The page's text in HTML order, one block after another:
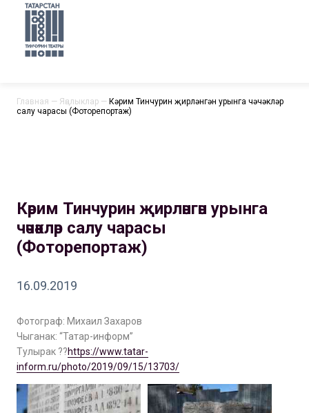
Главная — Яңалыклар — Кәрим Тинчурин җирләнгән урынга чәчәкләр
салу чарасы (Фоторепортаж)
Кәрим Тинчурин җирләнгән урынга
чәчәкләр салу чарасы
(Фоторепортаж)
16.09.2019
Фотограф: Михаил Захаров
Чыганак: “Татар-информ”
Тулырак ??https://www.tatar-
inform.ru/photo/2019/09/15/13703/